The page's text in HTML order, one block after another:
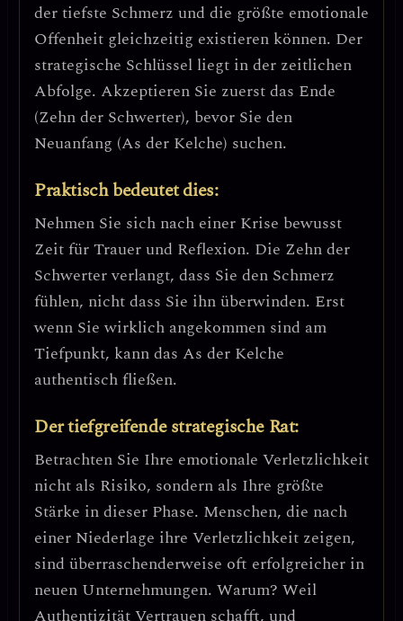
der tiefste Schmerz und die größte emotionale
Offenheit gleichzeitig existieren können. Der
strategische Schlüssel liegt in der zeitlichen
Abfolge. Akzeptieren Sie zuerst das Ende
(Zehn der Schwerter), bevor Sie den
Neuanfang (As der Kelche) suchen.
Praktisch bedeutet dies:
Nehmen Sie sich nach einer Krise bewusst
Zeit für Trauer und Reflexion. Die Zehn der
Schwerter verlangt, dass Sie den Schmerz
fühlen, nicht dass Sie ihn überwinden. Erst
wenn Sie wirklich angekommen sind am
Tiefpunkt, kann das As der Kelche
authentisch fließen.
Der tiefgreifende strategische Rat:
Betrachten Sie Ihre emotionale Verletzlichkeit
nicht als Risiko, sondern als Ihre größte
Stärke in dieser Phase. Menschen, die nach
einer Niederlage ihre Verletzlichkeit zeigen,
sind überraschenderweise oft erfolgreicher in
neuen Unternehmungen. Warum? Weil
Authentizität Vertrauen schafft, und